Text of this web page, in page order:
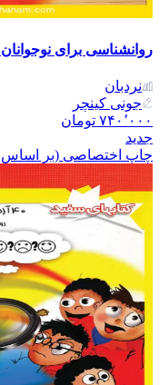
روانشناسی برای نوجوانان 1
نردبان
جونی کینچر
۷۴۰٬۰۰۰ تومان
جدید
چاپ اختصاصی (بر اساس POD)